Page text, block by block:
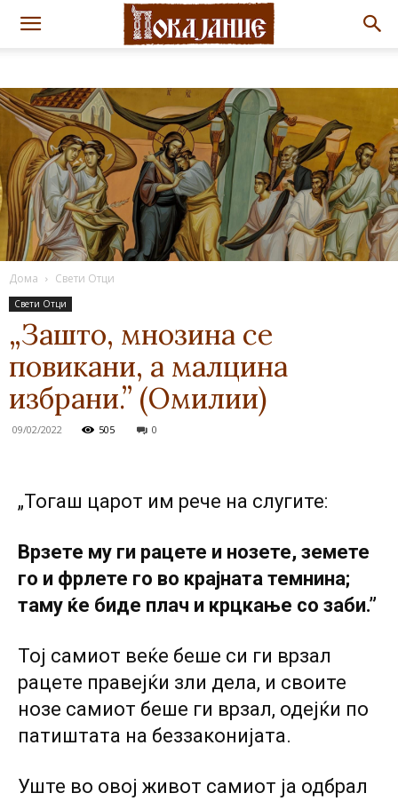
Дома Свети Отци
Свети Отци
„Зашто, мнозина се
повикани, а малцина
избрани.” (Омилии)
09/02/2022 505 0
„Тогаш царот им рече на слугите:
Врзете му ги рацете и нозете, земете
го и фрлете го во крајната темнина;
таму ќе биде плач и крцкање co заби.”
Тој самиот веќе беше си ги врзал
рацете правејќи зли дела, и своите
нозе самиот беше ги врзал, одејќи по
патиштата на беззаконијата.
Уште во овој живот самиот ја одбрал